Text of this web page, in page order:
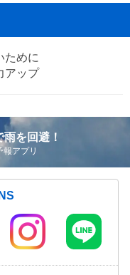
ために
アップ
を回避！
アプリ